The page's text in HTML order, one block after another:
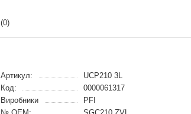
(0)
Артикул:
UCP210 3L
Код:
0000061317
Виробники
PFI